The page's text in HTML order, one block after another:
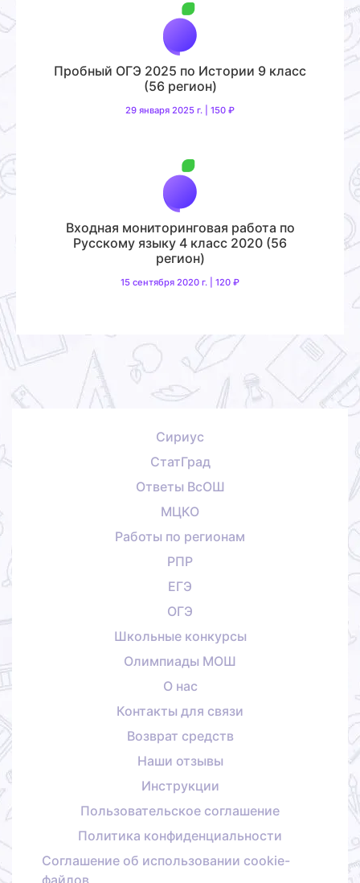
Пробный ОГЭ 2025 по Истории 9 класс
(56 регион)
29 января 2025 г. | 150 ₽
Входная мониторинговая работа по
Русскому языку 4 класс 2020 (56
регион)
15 сентября 2020 г. | 120 ₽
Сириус
СтатГрад
Ответы ВсОШ
МЦКО
Работы по регионам
РПР
ЕГЭ
ОГЭ
Школьные конкурсы
Олимпиады МОШ
О нас
Контакты для связи
Возврат средств
Наши отзывы
Инструкции
Пользовательское соглашение
Политика конфиденциальности
Соглашение об использовании cookie-